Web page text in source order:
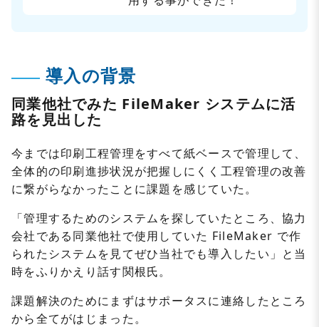
導入の背景
同業他社でみた FileMaker システムに活
路を見出した
今までは印刷工程管理をすべて紙ベースで管理して、
全体的の印刷進捗状況が把握しにくく工程管理の改善
に繋がらなかったことに課題を感じていた。
「管理するためのシステムを探していたところ、協力
会社である同業他社で使用していた FileMaker で作
られたシステムを見てぜひ当社でも導入したい」と当
時をふりかえり話す関根氏。
課題解決のためにまずはサポータスに連絡したところ
から全てがはじまった。